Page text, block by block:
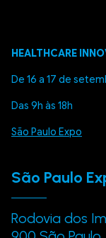
HEALTHCARE
De 16 a 17 de
Das 9h às 18h
São Paulo Expo
São Paulo
Rodovia dos